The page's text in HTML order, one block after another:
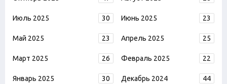
Июль 2025 30 Июнь 2025 23
Май 2025 23 Апрель 2025 25
Март 2025 26 Февраль 2025 22
Январь 2025 30 Декабрь 2024 44